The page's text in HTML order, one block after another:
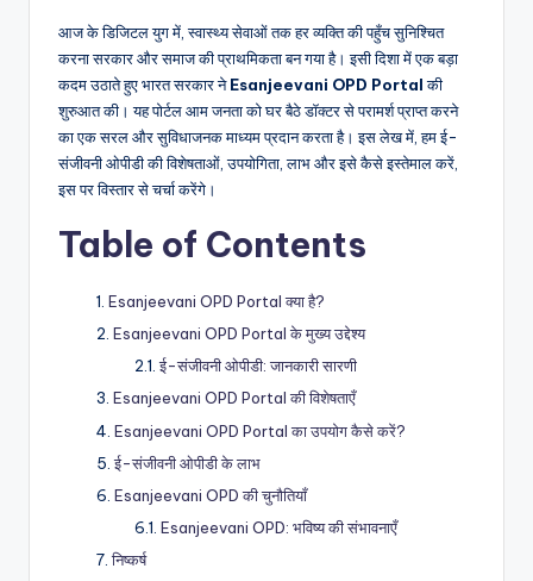
आज के डिजिटल युग में, स्वास्थ्य सेवाओं तक हर व्यक्ति की पहुँच सुनिश्चित
करना सरकार और समाज की प्राथमिकता बन गया है। इसी दिशा में एक बड़ा
कदम उठाते हुए भारत सरकार नेEsanjeevani OPD Portalकी
शुरुआत की। यह पोर्टल आम जनता को घर बैठे डॉक्टर से परामर्श प्राप्त करने
का एक सरल और सुविधाजनक माध्यम प्रदान करता है। इस लेख में, हम ई-
संजीवनी ओपीडी की विशेषताओं, उपयोगिता, लाभ और इसे कैसे इस्तेमाल करें,
इस पर विस्तार से चर्चा करेंगे।
Table of Contents
Esanjeevani OPD Portal क्या है?
Esanjeevani OPD Portal के मुख्य उद्देश्य
ई-संजीवनी ओपीडी: जानकारी सारणी
Esanjeevani OPD Portal की विशेषताएँ
Esanjeevani OPD Portal का उपयोग कैसे करें?
ई-संजीवनी ओपीडी के लाभ
Esanjeevani OPD की चुनौतियाँ
Esanjeevani OPD: भविष्य की संभावनाएँ
निष्कर्ष